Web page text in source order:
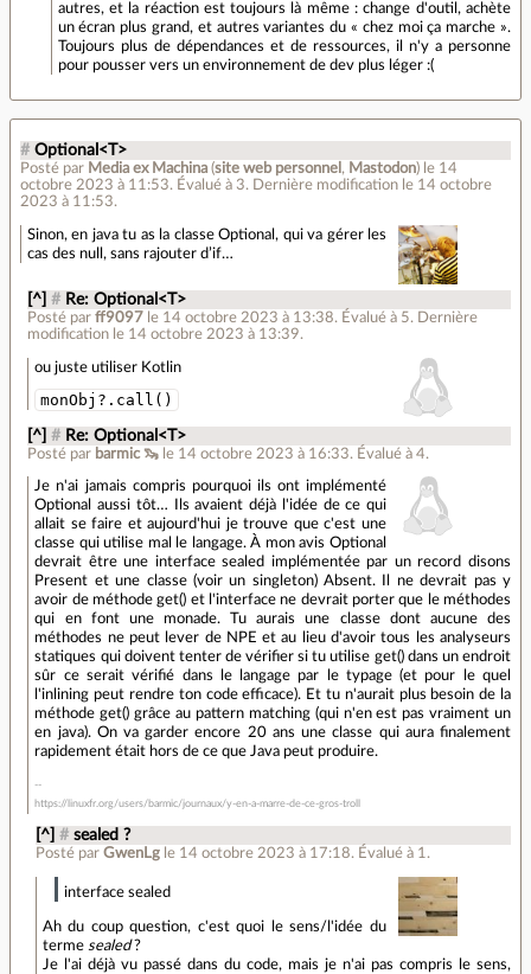
autres, et la réaction est toujours là même : change d'outil, achète
un écran plus grand, et autres variantes du « chez moi ça marche ».
Toujours plus de dépendances et de ressources, il n'y a personne
pour pousser vers un environnement de dev plus léger :(
# Optional<T>
Posté par Media ex Machina (site web personnel , Mastodon) le 14
octobre 2023 à 11:53. Évalué à 3. Dernière modification le 14 octobre
2023 à 11:53.
Sinon, en java tu as la classe Optional, qui va gérer les
cas des null, sans rajouter d’if…
[^] # Re: Optional<T>
Posté parff9097 le 14 octobre 2023 à 13:38. Évalué à 5. Dernière
modification le 14 octobre 2023 à 13:39.
ou juste utiliser Kotlin
monObj?.call()
[^] # Re: Optional<T>
Posté par barmic 🦦 le 14 octobre 2023 à 16:33. Évalué à4.
Je n'ai jamais compris pourquoi ils ont implémenté
Optional aussi tôt… Ils avaient déjà l'idée de ce qui
allait se faire et aujourd'hui je trouve que c'est une
classe qui utilise mal le langage. À mon avis Optional
devrait être une interface sealed implémentée par un record disons
Present et une classe (voir un singleton) Absent. Il ne devrait pas y
avoir de méthode get() et l'interface ne devrait porter que le méthodes
qui en font une monade. Tu aurais une classe dont aucune des
méthodes ne peut lever de NPE et au lieu d'avoir tous les analyseurs
statiques qui doivent tenter de vérifier si tu utilise get() dans un endroit
sûr ce serait vérifié dans le langage par le typage (et pour le quel
l'inlining peut rendre ton code efficace). Et tu n'aurait plus besoin de la
méthode get() grâce au pattern matching (qui n'en est pas vraiment un
en java). On va garder encore 20 ans une classe qui aura finalement
rapidement était hors de ce que Java peut produire.
https://linuxfr.org/users/barmic/journaux/y-en-a-marre-de-ce-gros-troll
[^] # sealed ?
Posté par GwenLg le 14 octobre 2023 à 17:18. Évalué à 1 .
interface sealed
Ah du coup question, c'est quoi le sens/l'idée du
terme sealed?
Je l'ai déjà vu passé dans du code, mais je n'ai pas compris le sens,